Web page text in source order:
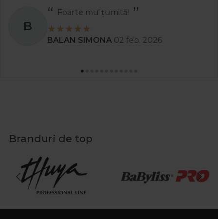
B
Foarte mulțumită!
BALAN SIMONA 02 feb. 2026
Branduri de top